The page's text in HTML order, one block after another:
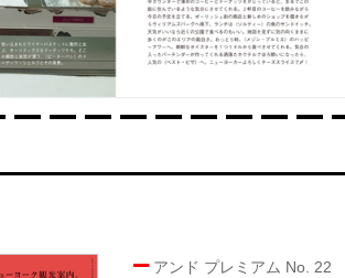
アンド プレミアム No. 22